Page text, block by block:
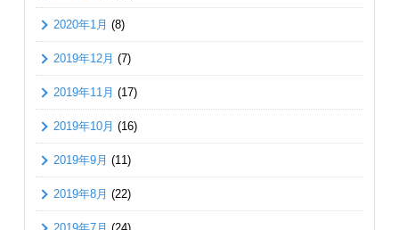
2020年1月 (8)
2019年12月 (7)
2019年11月 (17)
2019年10月 (16)
2019年9月 (11)
2019年8月 (22)